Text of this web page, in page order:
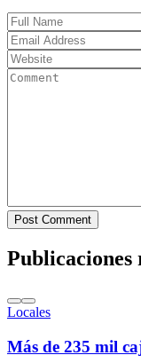
Post Comment
Publicaciones
Locales
Más de 235 mil